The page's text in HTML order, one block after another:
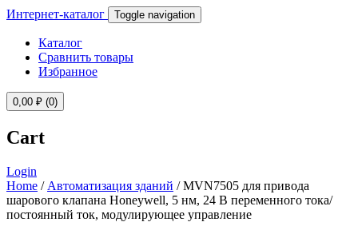
Интернет-каталог Toggle navigation
Каталог
Сравнить товары
Избранное
0,00 ₽ (0)
Cart
Login
Home / Автоматизация зданий / MVN7505 для привода
шарового клапана Honeywell, 5 нм, 24 В переменного тока/
постоянный ток, модулирующее управление